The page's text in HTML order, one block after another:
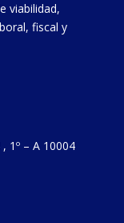
viabilidad,
fiscal y
1º – A 10004